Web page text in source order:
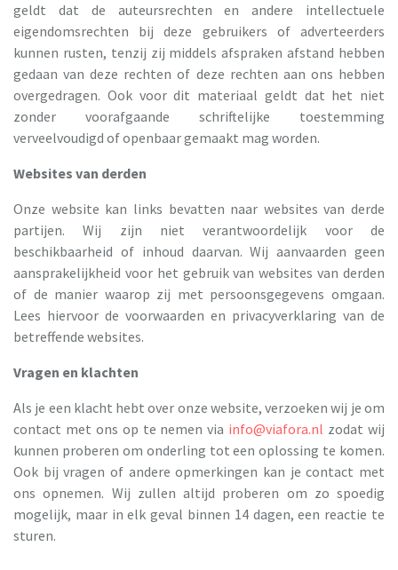
geldt dat de auteursrechten en andere intellectuele
eigendomsrechten bij deze gebruikers of adverteerders
kunnen rusten, tenzij zij middels afspraken afstand hebben
gedaan van deze rechten of deze rechten aan ons hebben
overgedragen. Ook voor dit materiaal geldt dat het niet
zonder voorafgaande schriftelijke toestemming
verveelvoudigd of openbaar gemaakt mag worden.
Websites van derden
Onze website kan links bevatten naar websites van derde
partijen. Wij zijn niet verantwoordelijk voor de
beschikbaarheid of inhoud daarvan. Wij aanvaarden geen
aansprakelijkheid voor het gebruik van websites van derden
of de manier waarop zij met persoonsgegevens omgaan.
Lees hiervoor de voorwaarden en privacyverklaring van de
betreffende websites.
Vragen en klachten
Als je een klacht hebt over onze website, verzoeken wij je om
contact met ons op te nemen via info@viafora.nl zodat wij
kunnen proberen om onderling tot een oplossing te komen.
Ook bij vragen of andere opmerkingen kan je contact met
ons opnemen. Wij zullen altijd proberen om zo spoedig
mogelijk, maar in elk geval binnen 14 dagen, een reactie te
sturen.